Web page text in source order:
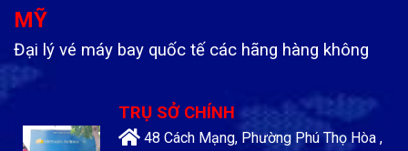
MỸ
Đại lý vé máy bay quốc tế các hãng hàng không
TRỤ SỞ CHÍNH
48 Cách Mạng, Phường Phú Thọ Hòa ,